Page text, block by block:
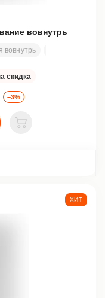
вовнутрь
вовнутрь
скидка
–3%
В корзину
ХИТ